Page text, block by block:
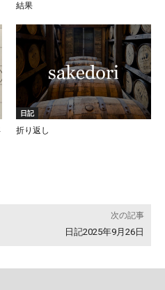
結果
日記
折り返し
次の記事
日記2025年9月26日